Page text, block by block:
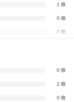
1
0
0
0
2
0